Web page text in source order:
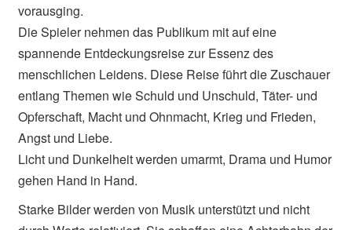
vorausging.
Die Spieler nehmen das Publikum mit auf eine
spannende Entdeckungsreise zur Essenz des
menschlichen Leidens. Diese Reise führt die Zuschauer
entlang Themen wie Schuld und Unschuld, Täter- und
Opferschaft, Macht und Ohnmacht, Krieg und Frieden,
Angst und Liebe.
Licht und Dunkelheit werden umarmt, Drama und Humor
gehen Hand in Hand.
Starke Bilder werden von Musik unterstützt und nicht